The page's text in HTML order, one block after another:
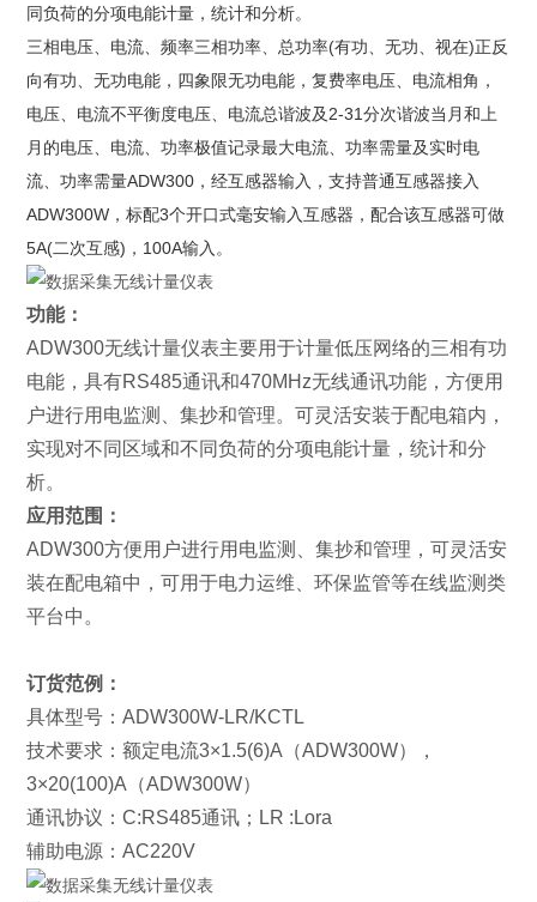
同负荷的分项电能计量，统计和分析。
三相电压、电流、频率三相功率、总功率(有功、无功、视在)正反
向有功、无功电能，四象限无功电能，复费率电压、电流相角，
电压、电流不平衡度电压、电流总谐波及2-31分次谐波当月和上
月的电压、电流、功率极值记录最大电流、功率需量及实时电
流、功率需量ADW300，经互感器输入，支持普通互感器接入
ADW300W，标配3个开口式毫安输入互感器，配合该互感器可做
5A(二次互感)，100A输入。
功能：
ADW300无线计量仪表主要用于计量低压网络的三相有功
电能，具有RS485通讯和470MHz无线通讯功能，方便用
户进行用电监测、集抄和管理。可灵活安装于配电箱内，
实现对不同区域和不同负荷的分项电能计量，统计和分
析。
应用范围：
ADW300方便用户进行用电监测、集抄和管理，可灵活安
装在配电箱中，可用于电力运维、环保监管等在线监测类
平台中。
订货范例：
具体型号：ADW300W-LR/KCTL
技术要求：额定电流3×1.5(6)A（ADW300W），
3×20(100)A（ADW300W）
通讯协议：C:RS485通讯；LR :Lora
辅助电源：AC220V